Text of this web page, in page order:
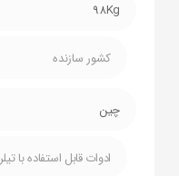
98Kg
کشور سازنده
چین
ادوات قابل استفاده با تیلر